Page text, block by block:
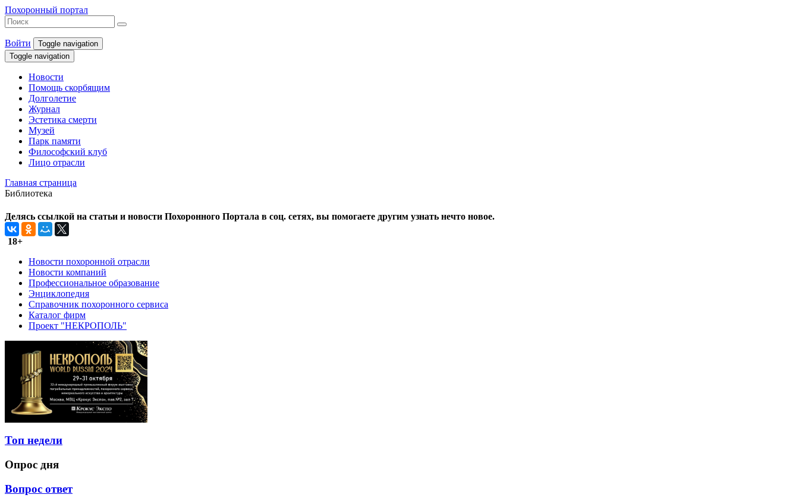
Похоронный портал
Войти
Toggle navigation
Toggle navigation
Новости
Помощь скорбящим
Долголетие
Журнал
Эстетика смерти
Музей
Парк памяти
Философский клуб
Лицо отрасли
Главная страница
Библиотека
Делясь ссылкой на статьи и новости Похоронного Портала в соц. сетях, вы помогаете другим узнать нечто новое.
18+
Новости похоронной отрасли
Новости компаний
Профессиональное образование
Энциклопедия
Справочник похоронного сервиса
Каталог фирм
Проект "НЕКРОПОЛЬ"
Топ недели
Опрос дня
Вопрос ответ